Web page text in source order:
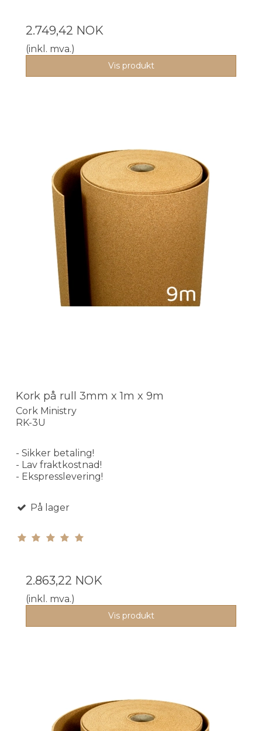
2.749,42 NOK
(inkl. mva.)
Vis produkt
Kork på rull 3mm x 1m x 9m
Cork Ministry
RK-3U
- Sikker betaling!
- Lav fraktkostnad!
- Ekspresslevering!
På lager
2.863,22 NOK
(inkl. mva.)
Vis produkt